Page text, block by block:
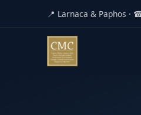
📍 Larnaca & Paphos ·